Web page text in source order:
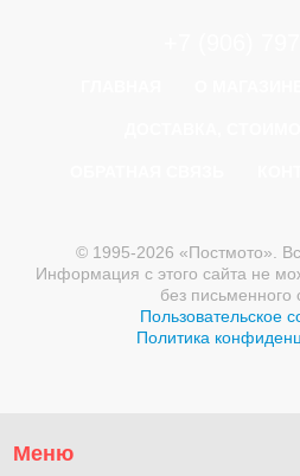
© 1995-2026 «Постмото».
Информация с этого сайта не
без письменного
Пользовательское
Политика
Меню